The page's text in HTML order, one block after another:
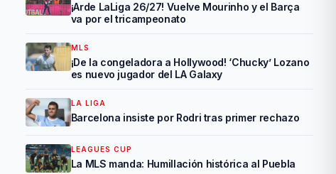
¡Arde LaLiga 26/27! Vuelve Mourinho y el Barça
va por el tricampeonato
MLS
¡De la congeladora a Hollywood! ‘Chucky’ Lozano
es nuevo jugador del LA Galaxy
LA LIGA
Barcelona insiste por Rodri tras primer rechazo
LEAGUES CUP
La MLS manda: Humillación histórica al Puebla